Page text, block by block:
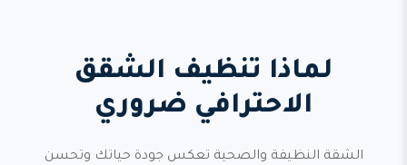
لماذا تنظيف الشقق
الاحترافي ضروري
الشقة النظيفة والصحية تعكس جودة حياتك وتحسن